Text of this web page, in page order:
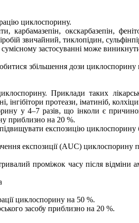
циклоспорину.
карбамазепін, окскарбазепін,
звичайний, тиклопідин,
застосуванні може
збільшення дози
Приклади таких
інгібітори протеази, іматиніб,
у 4–7 разів, що інколи є
приблизно на 20 %.
підвищувати експозицію циклоспорину
експозиції (AUC) циклоспорину
проміжок часу після
циклоспорину на 50 %.
засобу приблизно на 20 %.